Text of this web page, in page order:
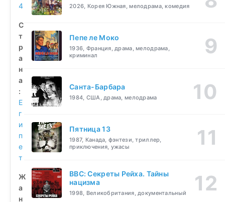
4
С
т
р
а
н
а
:
Е
г
и
п
е
т
Ж
а
н
2026, Корея Южная, мелодрама, комедия
Пепе ле Моко
1936, Франция, драма, мелодрама,
криминал
Санта-Барбара
1984, США, драма, мелодрама
Пятница 13
1987, Канада, фэнтези, триллер,
приключения, ужасы
BBC: Секреты Рейха. Тайны
нацизма
1998, Великобритания, документальный